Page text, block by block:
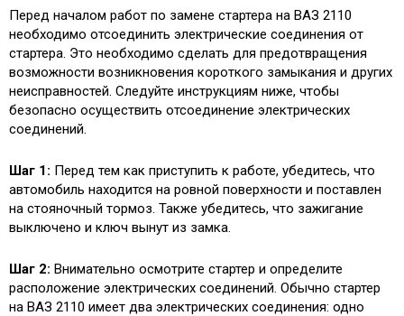
Перед началом работ по замене стартера на ВАЗ 2110
необходимо отсоединить электрические соединения от
стартера. Это необходимо сделать для предотвращения
возможности возникновения короткого замыкания и других
неисправностей. Следуйте инструкциям ниже, чтобы
безопасно осуществить отсоединение электрических
соединений.
Шаг 1: Перед тем как приступить к работе, убедитесь, что
автомобиль находится на ровной поверхности и поставлен
на стояночный тормоз. Также убедитесь, что зажигание
выключено и ключ вынут из замка.
Шаг 2: Внимательно осмотрите стартер и определите
расположение электрических соединений. Обычно стартер
на ВАЗ 2110 имеет два электрических соединения: одно